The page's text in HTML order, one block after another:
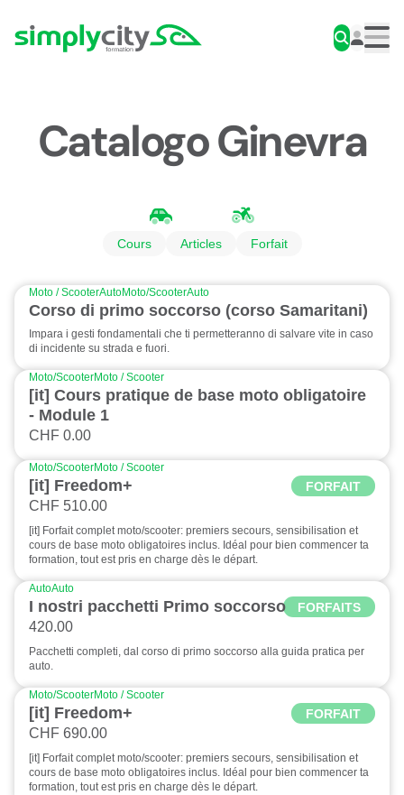
Simplycity
Catalogo Ginevra
Cours Articles Forfait
Moto / ScooterAutoMoto/ScooterAuto
Corso di primo soccorso (corso Samaritani)
Impara i gesti fondamentali che ti permetteranno di salvare vite in caso
di incidente su strada e fuori.
Moto/ScooterMoto / Scooter
[it] Cours pratique de base moto obligatoire
- Module 1
CHF 0.00
FORFAIT
Moto/ScooterMoto / Scooter
[it] Freedom+
CHF 510.00
[it] Forfait complet moto/scooter: premiers secours, sensibilisation et
cours de base moto obligatoires inclus. Idéal pour bien commencer ta
formation, tout est pris en charge dès le départ.
FORFAITS
AutoAuto
I nostri pacchetti Primo soccorso
420.00
Pacchetti completi, dal corso di primo soccorso alla guida pratica per
auto.
FORFAIT
Moto/ScooterMoto / Scooter
[it] Freedom+
CHF 690.00
[it] Forfait complet moto/scooter: premiers secours, sensibilisation et
cours de base moto obligatoires inclus. Idéal pour bien commencer ta
formation, tout est pris en charge dès le départ.